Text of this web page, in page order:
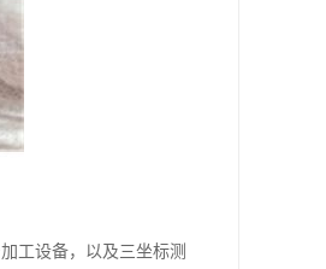
工设备，以及三坐标测